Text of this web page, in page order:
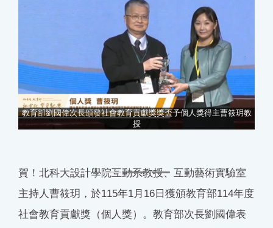
教育部劉國偉次長頒發社會教育貢獻獎獎盃予個人獎得主曹筱玥教
授
賀！北科大設計學院互動系教授、互動藝術實驗室
主持人曹筱玥，於115年1月16日獲頒教育部114年度
社會教育貢獻獎（個人獎）。教育部次長劉國偉表